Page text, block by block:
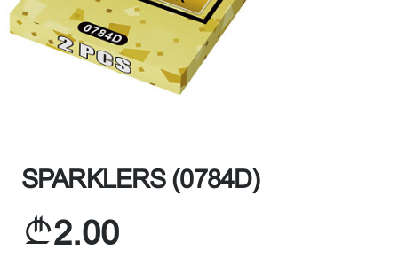
SPARKLERS (0784D)
2.00